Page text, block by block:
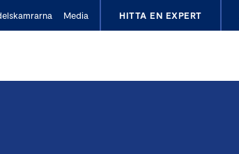
Media HITTA EN EXPERT